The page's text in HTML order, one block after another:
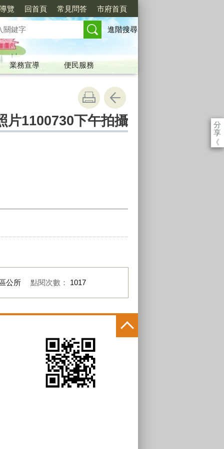
覽 回首頁 常見問答 市府首頁
進階搜尋
業務宣導 便民服務
分
享
《
片1100730下午拍攝
公所 點閱次數： 1017